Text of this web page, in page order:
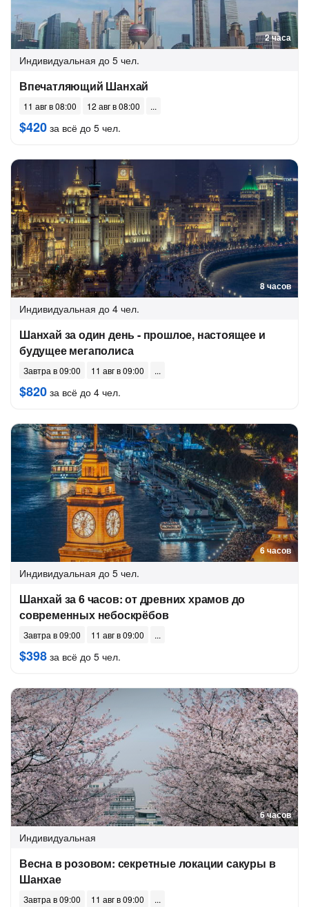
2 часа
Индивидуальная до 5 чел.
Впечатляющий Шанхай
11 авг в 08:00 12 авг в 08:00
$420 за всё до 5 чел.
8 часов
Индивидуальная до 4 чел.
Шанхай за один день - прошлое, настоящее и
будущее мегаполиса
Завтра в 09:00 11 авг в 09:00
$820 за всё до 4 чел.
6 часов
Индивидуальная до 5 чел.
Шанхай за 6 часов: от древних храмов до
современных небоскрёбов
Завтра в 09:00 11 авг в 09:00
$398 за всё до 5 чел.
6 часов
Индивидуальная
Весна в розовом: секретные локации сакуры в
Шанхае
Завтра в 09:00 11 авг в 09:00